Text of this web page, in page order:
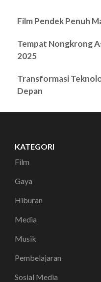
Film Pendek Penuh
Tempat Nongkrong
2025
Transformasi
Depan
KATEGORI
Film
Gaya
Hiburan
Media
Musik
Pembelajaran
Sosial Media